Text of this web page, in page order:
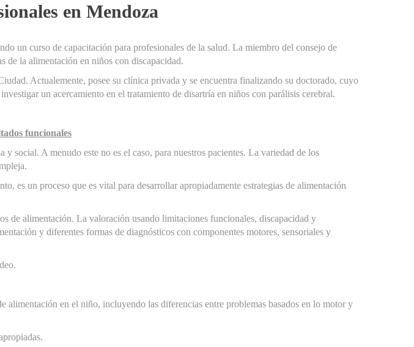
en Mendoza
un curso de capacitación para profesionales de la salud. La miembro del consejo de
de la alimentación en niños con discapacidad.
Actualemente, posee su clínica privada y se encuentra finalizando su doctorado, cuyo
un acercamiento en el tratamiento de disartría en niños con parálisis cerebral.
funcionales
social. A menudo este no es el caso, para nuestros pacientes. La variedad de los
es un proceso que es vital para desarrollar apropiadamente estrategias de alimentación
de alimentación. La valoración usando limitaciones funcionales, discapacidad y
y diferentes formas de diagnósticos con componentes motores, sensoriales y
en el niño, incluyendo las diferencias entre problemas basados en lo motor y